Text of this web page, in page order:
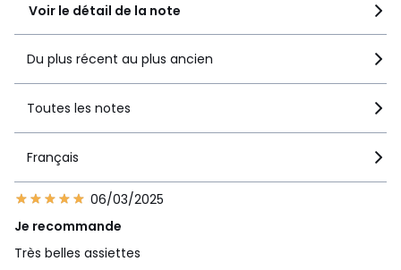
Voir le détail de la note
Du plus récent au plus ancien
Toutes les notes
Français
06/03/2025
Je recommande
Très belles assiettes